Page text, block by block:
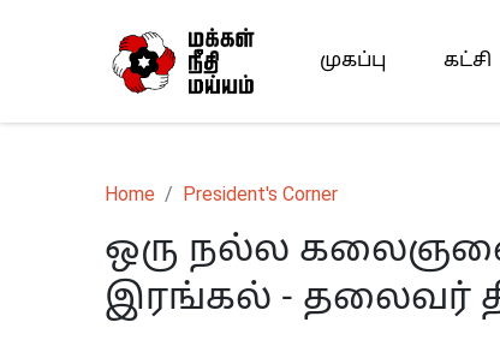
முகப்பு கட்சி
Home President's Corner
ஒரு நல்ல
இரங்கல் - தலைவர்